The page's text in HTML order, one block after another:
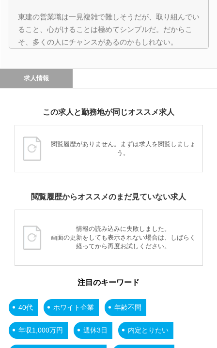
東建の営業職は一見複雑で難しそうだが、取り組んでい
ること、心がけることは極めてシンプルだ。だからこ
そ、多くの人にチャンスがあるのかもしれない。
求人情報
この求人と勤務地が同じオススメ求人
閲覧履歴がありません。まずは求人を閲覧しましょ
う。
閲覧履歴からオススメのまだ見ていない求人
情報の読み込みに失敗しました。
画面の更新をしても表示されない場合は、しばらく
経ってから再度お試しください。
注目のキーワード
40代 ホワイト企業 年齢不問
年収1,000万円 週休3日 内定とりたい